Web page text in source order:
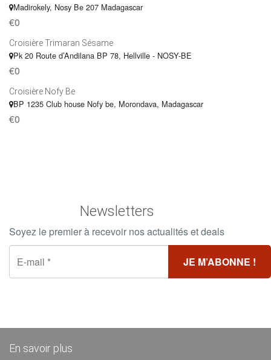
Madirokely, Nosy Be 207 Madagascar
€0
Croisière Trimaran Sésame
Pk 20 Route d’Andilana BP 78, Hellville - NOSY-BE
€0
Croisière Nofy Be
BP 1235 Club house Nofy be, Morondava, Madagascar
€0
Newsletters
Soyez le premier à recevoir nos actualités et deals
En savoir plus